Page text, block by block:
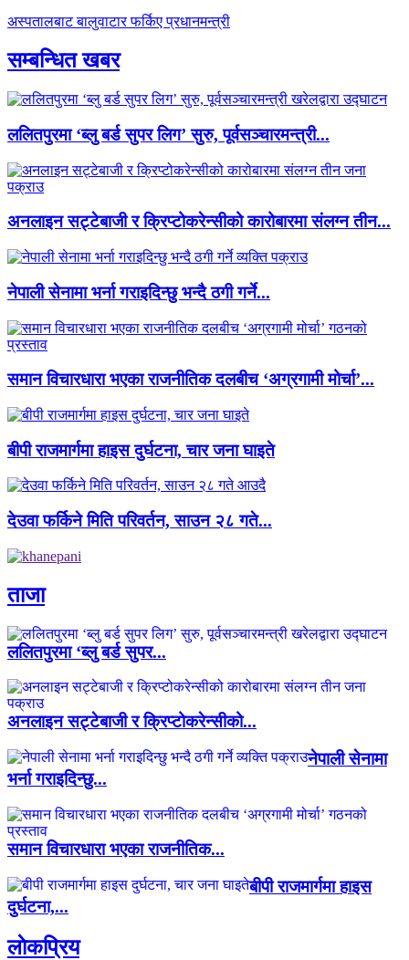
अस्पतालबाट बालुवाटार फर्किए प्रधानमन्त्री
सम्बन्धित खबर
ललितपुरमा ‘ब्लु बर्ड सुपर लिग’ सुरु, पूर्वसञ्चारमन्त्री...
अनलाइन सट्टेबाजी र क्रिप्टोकरेन्सीको कारोबारमा संलग्न तीन...
नेपाली सेनामा भर्ना गराइदिन्छु भन्दै ठगी गर्ने...
समान विचारधारा भएका राजनीतिक दलबीच ‘अग्रगामी मोर्चा’...
बीपी राजमार्गमा हाइस दुर्घटना, चार जना घाइते
देउवा फर्किने मिति परिवर्तन, साउन २८ गते...
ताजा
ललितपुरमा ‘ब्लु बर्ड सुपर...
अनलाइन सट्टेबाजी र क्रिप्टोकरेन्सीको...
नेपाली सेनामा
भर्ना गराइदिन्छु...
समान विचारधारा भएका राजनीतिक...
बीपी राजमार्गमा हाइस
दुर्घटना,...
लाेकप्रिय